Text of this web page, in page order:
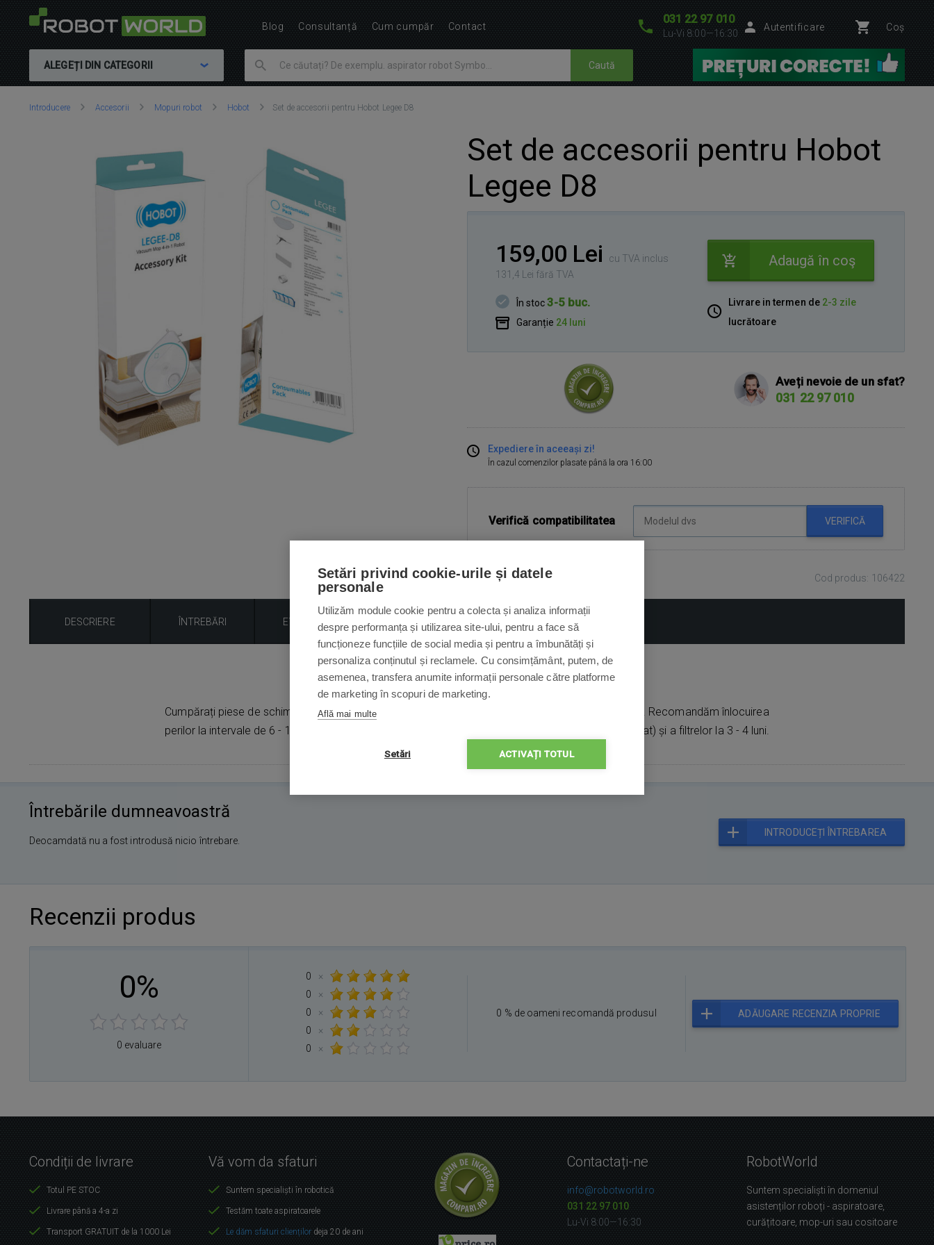
031 22 97 010
Lu-Vi 8:00—16:30
Autentificare Coș
ALEGEȚI DIN CATEGORII Caută
Vă
Introducere Accesorii Mopuri robot Hobot Set de accesorii pentru Hobot Legee D8
Set de accesorii pentru Hobot
Legee D8
159,00 Lei
cu TVA inclus
131,4 Lei fără TVA
Adaugă în coş
În stoc3-5 buc.
Garanție 24 luni
Livrare in termen de 2-3 zile
lucrătoare
Aveți nevoie de un sfat?
031 22 97 010
Expediere în aceeași zi!
În cazul comenzilor plasate până la ora 16:00
Verifică compatibilitatea VERIFICĂ
Cod produs: 106422
DESCRIERE ÎNTREBĂRI EVALUARE INSTRUCȚIUNI
Set de accesorii pentru Legee D8
Cumpărați piese de schimb pentru aspiratorul robot pentru a vă asigura un funcționament mai bun. Recomandăm înlocuirea
perilor la intervale de 6 - 12 luni (în funcție de frecvența și tipul suprafeței pe care robotul este utilizat) și a filtrelor la 3 - 4 luni.
Întrebările dumneavoastră
INTRODUCEȚI ÎNTREBAREA
Deocamdată nu a fost introdusă nicio întrebare.
Recenzii produs
0%
0 evaluare
0
×
0
×
0
×
0
×
0
×
0 % de oameni recomandă produsul ADĂUGARE RECENZIA PROPRIE
Blog Consultanță Cum cumpăr Contact
Condiții de livrare
Totul PE STOC
Livrare până a 4-a zi
Transport GRATUIT de la 1000 Lei
Vă vom da sfaturi
Suntem specialiști în robotică
Testăm toate aspiratoarele
Le dăm sfaturi clienților deja 20 de ani
Contactați-ne
info@robotworld.ro
031 22 97 010
Lu-Vi 8:00—16:30
RobotWorld
Suntem specialiști în domeniul
asistenților roboți - aspiratoare,
curățitoare, mop-uri sau cositoare
Setări privind cookie-urile și datele
personale
Utilizăm module cookie pentru a colecta și analiza informații
despre performanța și utilizarea site-ului, pentru a face să
funcționeze funcțiile de social media și pentru a îmbunătăți și
personaliza conținutul și reclamele. Cu consimțământ, putem, de
asemenea, transfera anumite informații personale către platforme
de marketing în scopuri de marketing.
Află mai multe
Setări ACTIVAȚI TOTUL